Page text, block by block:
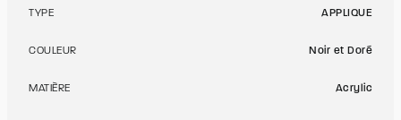
TYPE APPLIQUE
COULEUR Noir et Doré
MATIÈRE Acrylic